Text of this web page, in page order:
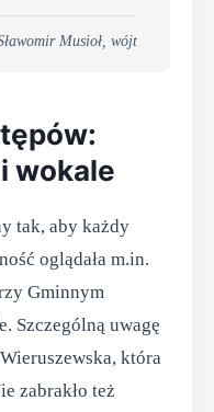
Musioł, wójt
wokale
tak, aby każdy
oglądała m.in.
Gminnym
Szczególną uwagę
która
zabrakło też